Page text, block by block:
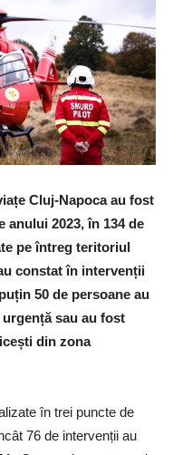
Cluj-Napoca au fost
2023, în 134 de
pe întreg teritoriul
constat în intervenții
50 de persoane au
sau au fost
din zona
în trei puncte de
76 de intervenții au